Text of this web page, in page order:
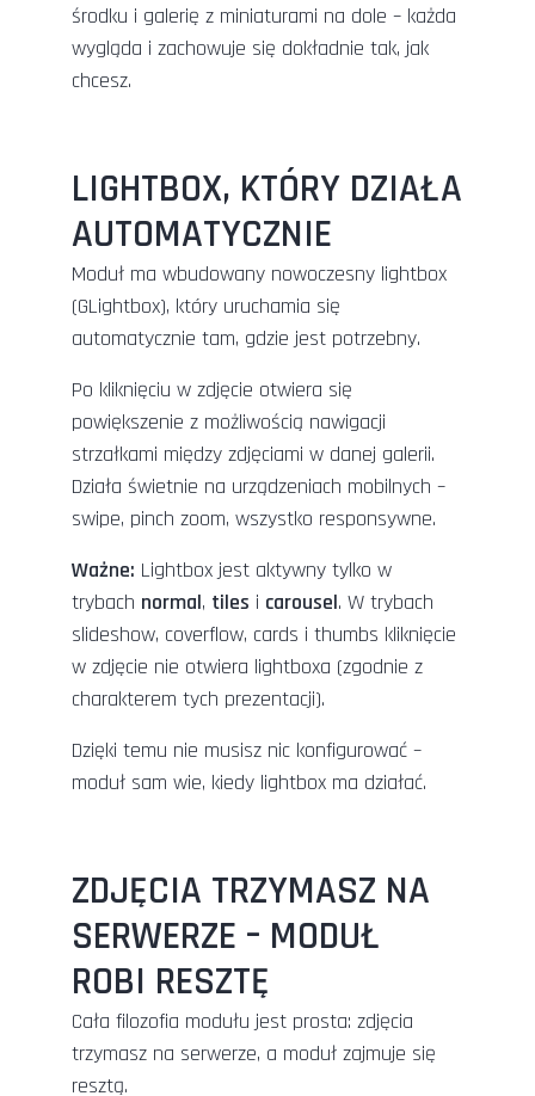
środku i galerię z miniaturami na dole – każda
wygląda i zachowuje się dokładnie tak, jak
chcesz.
LIGHTBOX, KTÓRY DZIAŁA
AUTOMATYCZNIE
Moduł ma wbudowany nowoczesny lightbox
(GLightbox), który uruchamia się
automatycznie tam, gdzie jest potrzebny.
Po kliknięciu w zdjęcie otwiera się
powiększenie z możliwością nawigacji
strzałkami między zdjęciami w danej galerii.
Działa świetnie na urządzeniach mobilnych –
swipe, pinch zoom, wszystko responsywne.
Ważne: Lightbox jest aktywny tylko w
trybach normal, tiles i carousel. W trybach
slideshow, coverflow, cards i thumbs kliknięcie
w zdjęcie nie otwiera lightboxa (zgodnie z
charakterem tych prezentacji).
Dzięki temu nie musisz nic konfigurować –
moduł sam wie, kiedy lightbox ma działać.
ZDJĘCIA TRZYMASZ NA
SERWERZE – MODUŁ
ROBI RESZTĘ
Cała filozofia modułu jest prosta: zdjęcia
trzymasz na serwerze, a moduł zajmuje się
resztą.